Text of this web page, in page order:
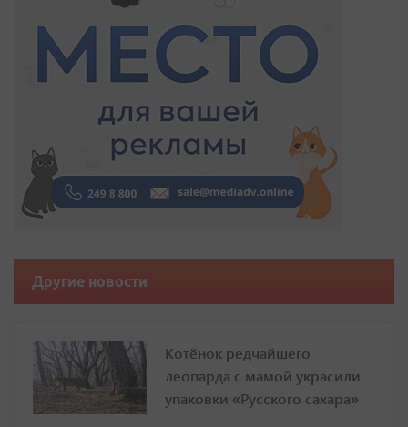
Другие новости
Котёнок редчайшего
леопарда с мамой украсили
упаковки «Русского сахара»